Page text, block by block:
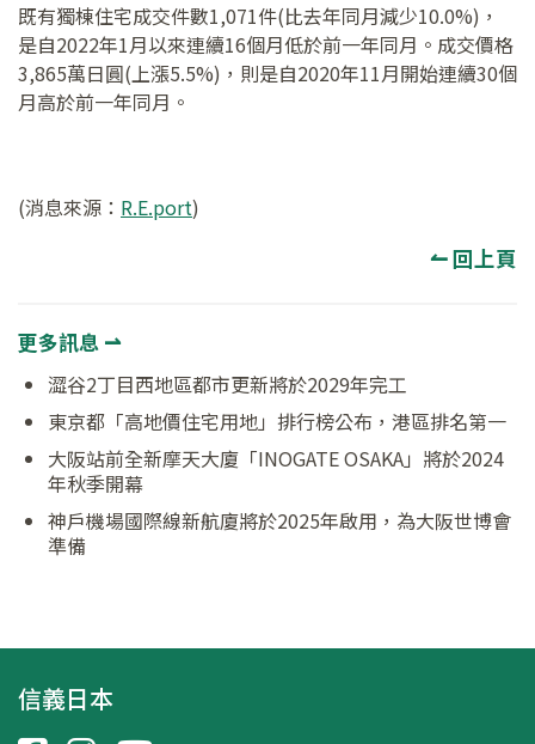
既有獨棟住宅成交件數1,071件(比去年同月減少10.0%)，
是自2022年1月以來連續16個月低於前一年同月。成交價格
3,865萬日圓(上漲5.5%)，則是自2020年11月開始連續30個
月高於前一年同月。
(消息來源： R.E.port)
↼ 回上頁
更多訊息 ⇀
澀谷2丁目西地區都市更新將於2029年完工
東京都「高地價住宅用地」排行榜公布，港區排名第一
大阪站前全新摩天大廈「INOGATE OSAKA」將於2024
年秋季開幕
神戶機場國際線新航廈將於2025年啟用，為大阪世博會
準備
信義日本